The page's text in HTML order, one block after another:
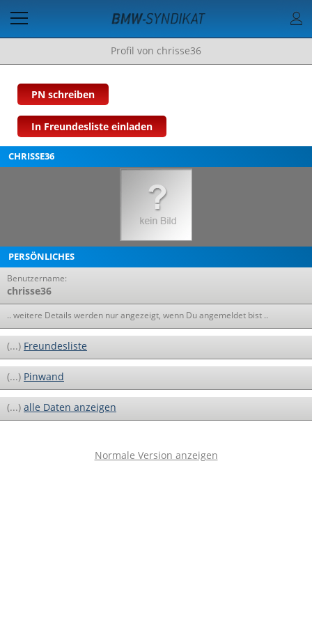
Profil von chrisse36
PN schreiben
In Freundesliste einladen
CHRISSE36
PERSÖNLICHES
Benutzername:
chrisse36
.. weitere Details werden nur angezeigt, wenn Du angemeldet bist ..
(...) Freundesliste
(...) Pinwand
(...) alle Daten anzeigen
Normale Version anzeigen